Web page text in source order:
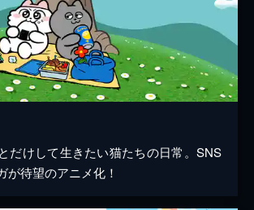
だけして生きたい猫たちの日常。SNS
が待望のアニメ化！